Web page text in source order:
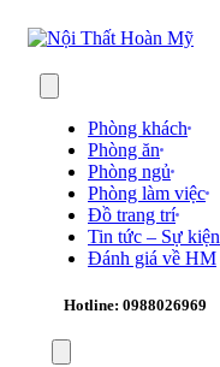
Phòng khách
Phòng ăn
Phòng ngủ
Phòng làm việc
Đồ trang trí
Tin tức – Sự kiện
Đánh giá về HM
Hotline: 0988026969